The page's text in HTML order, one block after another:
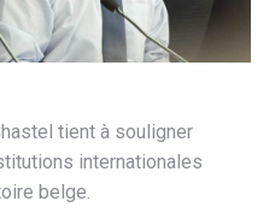
tient à souligner
internationales
belge.